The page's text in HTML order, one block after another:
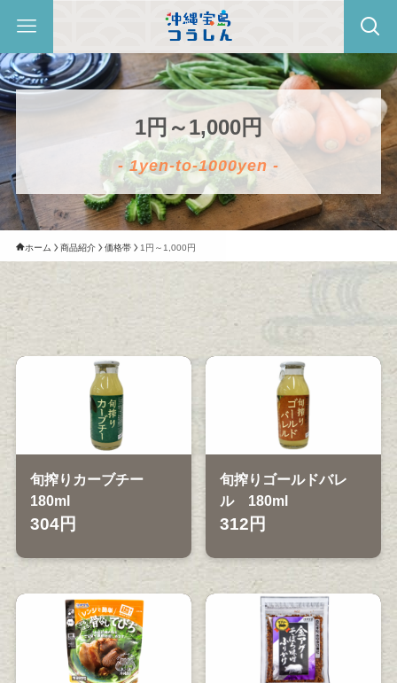
1円～1,000円
- 1yen-to-1000yen -
ホーム 商品紹介 価格帯 1円～1,000円
旬搾りカーブチー
180ml
304円
旬搾りゴールドバレ
ル 180ml
312円